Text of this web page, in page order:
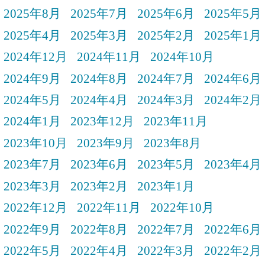
2025年8月
2025年7月 2025年6月
2025年5月
2025年4月
2025年3月 2025年2月
2025年1月
2024年12月
2024年11月
2024年10月
2024年9月
2024年8月 2024年7月
2024年6月
2024年5月
2024年4月 2024年3月
2024年2月
2024年1月
2023年12月
2023年11月
2023年10月
2023年9月
2023年8月
2023年7月
2023年6月 2023年5月
2023年4月
2023年3月
2023年2月
2023年1月
2022年12月
2022年11月
2022年10月
2022年9月
2022年8月 2022年7月
2022年6月
2022年5月
2022年4月 2022年3月
2022年2月